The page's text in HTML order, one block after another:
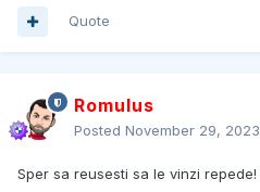
Quote
Romulus
Posted November 29, 2023
Sper sa reusesti sa le vinzi repede!